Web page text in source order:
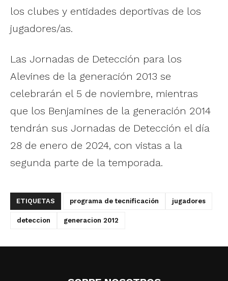
los clubes y entidades deportivas de los
jugadores/as.
Las Jornadas de Detección para los
Alevines de la generación 2013 se
celebrarán el 5 de noviembre, mientras
que los Benjamines de la generación 2014
tendrán sus Jornadas de Detección el día
28 de enero de 2024, con vistas a la
segunda parte de la temporada.
ETIQUETAS programa de tecnificación jugadores
deteccion generacion 2012